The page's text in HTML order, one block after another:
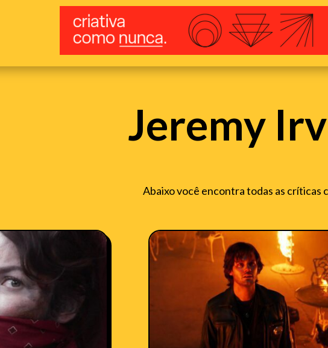
Jeremy
Abaixo você encontra todas as críticas